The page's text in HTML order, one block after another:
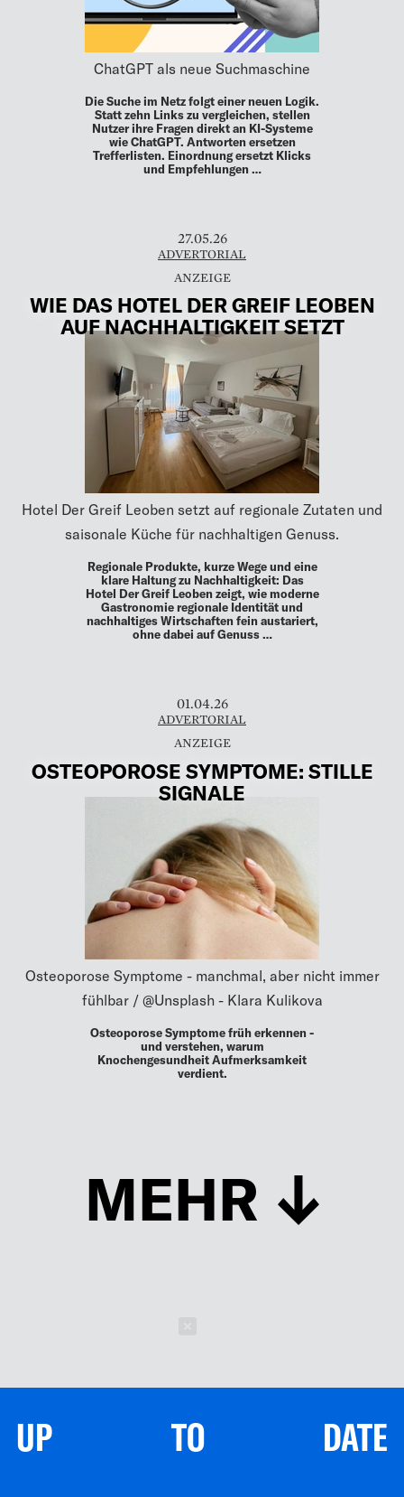
ChatGPT als neue Suchmaschine
Die Suche im Netz folgt einer neuen Logik.
Statt zehn Links zu vergleichen, stellen
Nutzer ihre Fragen direkt an KI-Systeme
wie ChatGPT. Antworten ersetzen
Trefferlisten. Einordnung ersetzt Klicks
und Empfehlungen …
27.05.26
ADVERTORIAL
WIE DAS HOTEL DER GREIF LEOBEN
AUF NACHHALTIGKEIT SETZT
Hotel Der Greif Leoben setzt auf regionale Zutaten und
saisonale Küche für nachhaltigen Genuss.
Regionale Produkte, kurze Wege und eine
klare Haltung zu Nachhaltigkeit: Das
Hotel Der Greif Leoben zeigt, wie moderne
Gastronomie regionale Identität und
nachhaltiges Wirtschaften fein austariert,
ohne dabei auf Genuss …
01.04.26
ADVERTORIAL
OSTEOPOROSE SYMPTOME: STILLE
SIGNALE
Osteoporose Symptome - manchmal, aber nicht immer
fühlbar / @Unsplash - Klara Kulikova
Osteoporose Symptome früh erkennen -
und verstehen, warum
Knochengesundheit Aufmerksamkeit
verdient.
MEHR
UP TO DATE